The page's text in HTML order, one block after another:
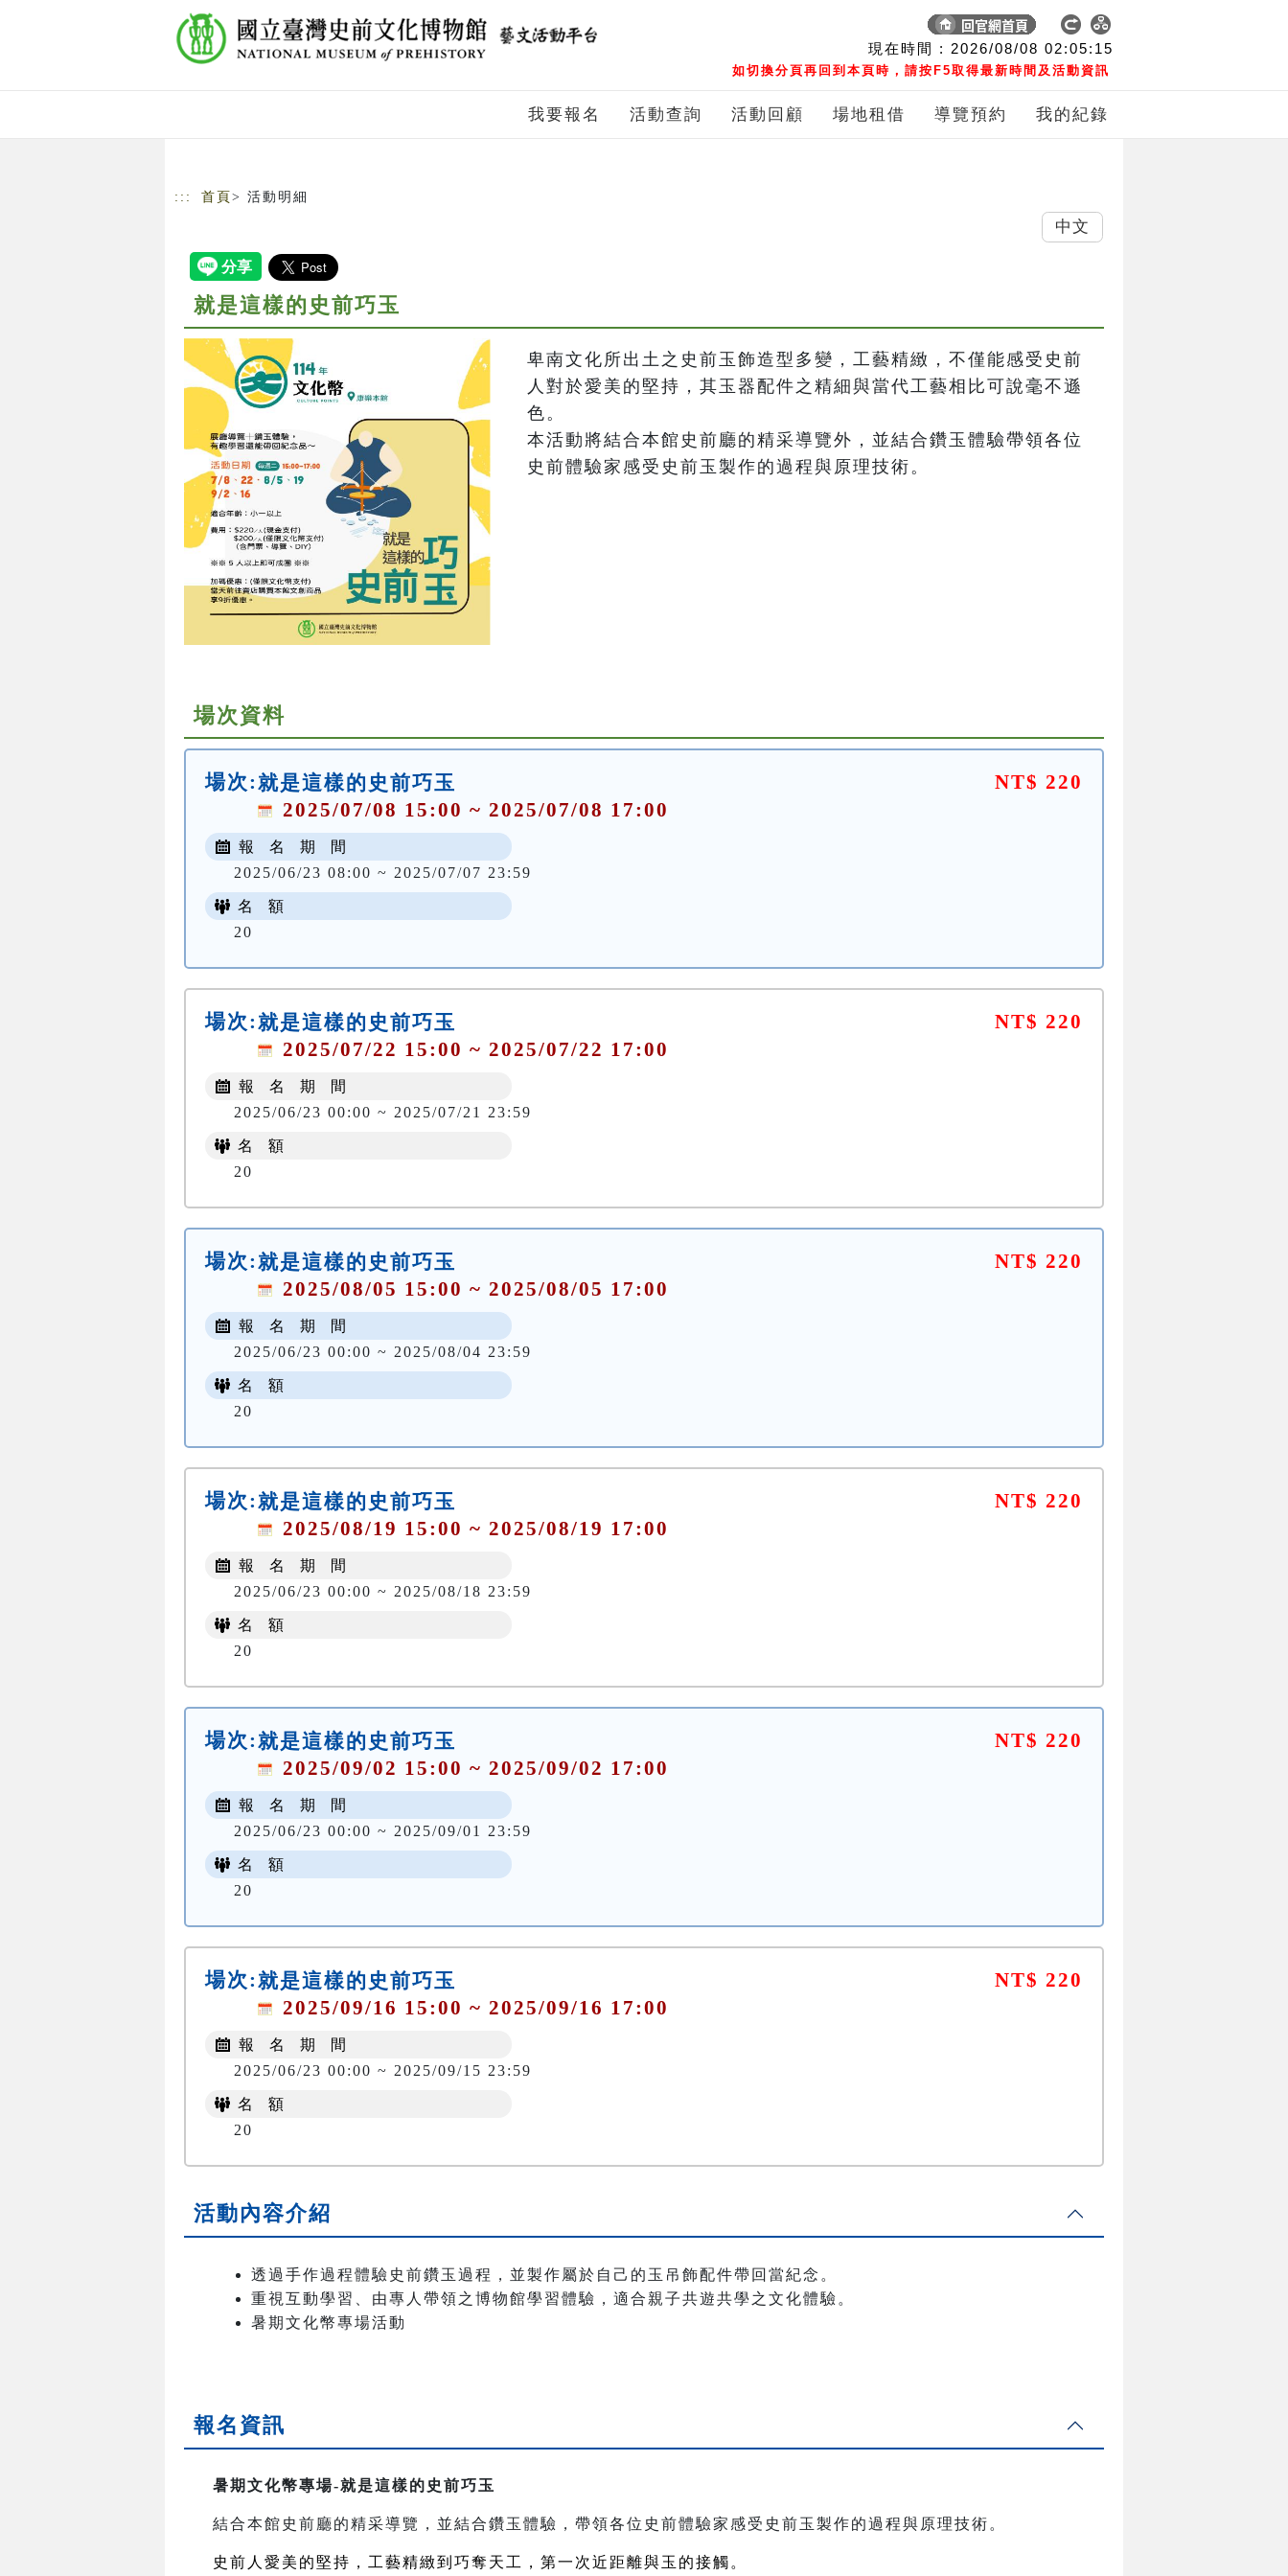
現在時間 : 2026/08/08 02:05:16
如切換分頁再回到本頁時，請按F5取得最新時間及活動資訊
我要報名 活動查詢 活動回顧 場地租借 導覽預約 我的紀錄
::: 首頁 > 活動明細
就是這樣的史前巧玉
卑南文化所出土之史前玉飾造型多變，工藝精緻，不僅能感受史前
人對於愛美的堅持，其玉器配件之精細與當代工藝相比可說毫不遜
色。
本活動將結合本館史前廳的精采導覽外，並結合鑽玉體驗帶領各位
史前體驗家感受史前玉製作的過程與原理技術。
場次資料
場次:就是這樣的史前巧玉
2025/07/08 15:00 ~ 2025/07/08 17:00
NT$ 220
報 名 期 間
2025/06/23 08:00 ~ 2025/07/07 23:59
名 額
20
場次:就是這樣的史前巧玉
2025/07/22 15:00 ~ 2025/07/22 17:00
NT$ 220
報 名 期 間
2025/06/23 00:00 ~ 2025/07/21 23:59
名 額
20
場次:就是這樣的史前巧玉
2025/08/05 15:00 ~ 2025/08/05 17:00
NT$ 220
報 名 期 間
2025/06/23 00:00 ~ 2025/08/04 23:59
名 額
20
場次:就是這樣的史前巧玉
2025/08/19 15:00 ~ 2025/08/19 17:00
NT$ 220
報 名 期 間
2025/06/23 00:00 ~ 2025/08/18 23:59
名 額
20
場次:就是這樣的史前巧玉
2025/09/02 15:00 ~ 2025/09/02 17:00
NT$ 220
報 名 期 間
2025/06/23 00:00 ~ 2025/09/01 23:59
名 額
20
場次:就是這樣的史前巧玉
2025/09/16 15:00 ~ 2025/09/16 17:00
NT$ 220
報 名 期 間
2025/06/23 00:00 ~ 2025/09/15 23:59
名 額
20
活動內容介紹
透過手作過程體驗史前鑽玉過程，並製作屬於自己的玉吊飾配件帶回當紀念。
重視互動學習、由專人帶領之博物館學習體驗，適合親子共遊共學之文化體驗。
暑期文化幣專場活動
報名資訊
暑期文化幣專場-就是這樣的史前巧玉
結合本館史前廳的精采導覽，並結合鑽玉體驗，帶領各位史前體驗家感受史前玉製作的過程與原理技術。
史前人愛美的堅持，工藝精緻到巧奪天工，第一次近距離與玉的接觸。